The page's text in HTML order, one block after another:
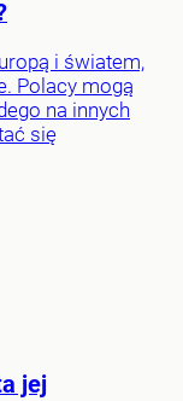
i światem,
Polacy mogą
na innych
się
jej